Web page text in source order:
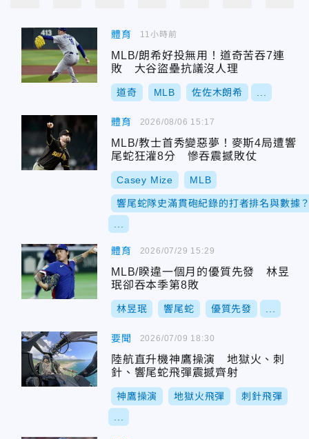
體育
MLB/朗希好投無用！道奇苦吞7連
敗 大谷盜壘抗議沒人理
道奇 MLB 佐佐木朗希
11小時前
體育
MLB/教士首秀變惡夢！麥斯4局遭響
尾蛇狂灌8分 慘吞震撼敗仗
Casey Mize MLB
響尾蛇隊史滿貫砲紀錄的打者排名與數據
2026/08/06 15:17
體育
MLB/睽違一個月的優質先發 林昱
珉卻吞本季第8敗
林昱珉 響尾蛇 優質先發
2026/07/29 15:29
要聞
陸航直升機神鷹操演 地獄火、刺
針、響尾蛇飛彈震撼齊射
神鷹操演 地獄火飛彈 刺針飛彈
2026/07/09 18:30